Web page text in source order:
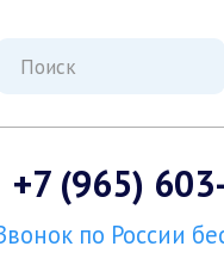
+7 (965)
по России